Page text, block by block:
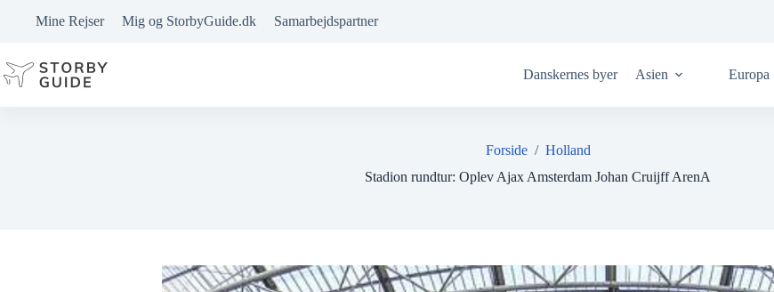
Mine Rejser Mig og StorbyGuide.dk Samarbejdspartner
Danskernes byer Asien Europa
Forside/ Holland
Stadion rundtur: Oplev Ajax Amsterdam Johan Cruijff ArenA